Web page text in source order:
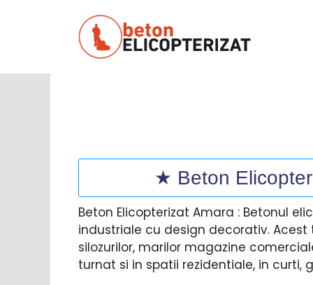
★ Beton
Beton Elicopterizat Amara : Betonul
industriale cu design decorativ.
silozurilor, marilor magazine
turnat si in spatii rezidentiale, in curti,